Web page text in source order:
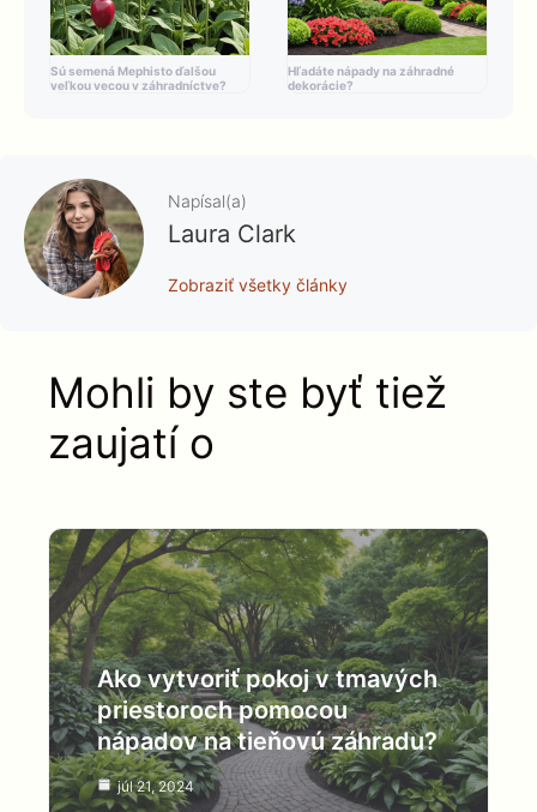
Sú semená Mephisto ďalšou
veľkou vecou v záhradníctve?
Hľadáte nápady na záhradné
dekorácie?
Napísal(a)
Laura Clark
Zobraziť všetky články
Mohli by ste byť tiež
zaujatí o
Ako vytvoriť pokoj v tmavých
priestoroch pomocou
nápadov na tieňovú záhradu?
júl 21, 2024